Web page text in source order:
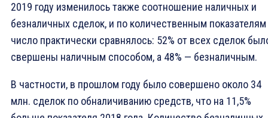
2019 году изменилось также соотношение наличных и
безналичных сделок, и по количественным показателям
число практически сравнялось: 52% от всех сделок
свершены наличным способом, а 48% — безналичным.
В частности, в прошлом году было совершено около 34
млн. сделок по обналичиванию средств, что на 11,5%